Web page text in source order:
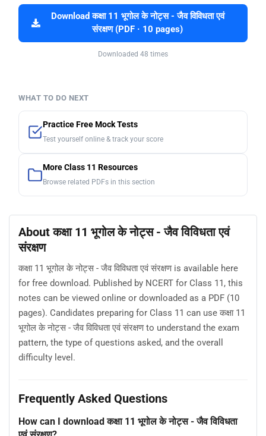
Download कक्षा 11 भूगोल के नोट्स - जैव विविधता एवं
संरक्षण (PDF · 10 pages)
Downloaded 48 times
WHAT TO DO NEXT
Practice Free Mock Tests
Test yourself online & track your score
More Class 11 Resources
Browse related PDFs in this section
About कक्षा 11 भूगोल के नोट्स - जैव विविधता एवं
संरक्षण
कक्षा 11 भूगोल के नोट्स - जैव विविधता एवं संरक्षण is available here
for free download. Published by NCERT for Class 11, this
notes can be viewed online or downloaded as a PDF (10
pages). Candidates preparing for Class 11 can use कक्षा 11
भूगोल के नोट्स - जैव विविधता एवं संरक्षण to understand the exam
pattern, the type of questions asked, and the overall
difficulty level.
Frequently Asked Questions
How can I download कक्षा 11 भूगोल के नोट्स - जैव विविधता